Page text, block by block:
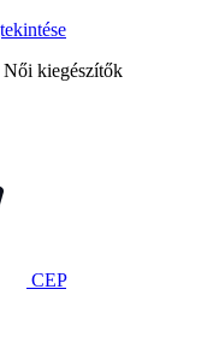
Női kiegészítők
CEP